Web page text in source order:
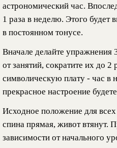
астрономический час.
1 раза в неделю. Этого
в постоянном тонусе.
Вначале делайте упражнения
от занятий, сократите их до 2
символическую плату - час в
прекрасное настроение
Исходное положение для
спина прямая, живот втянут.
зависимости от начального